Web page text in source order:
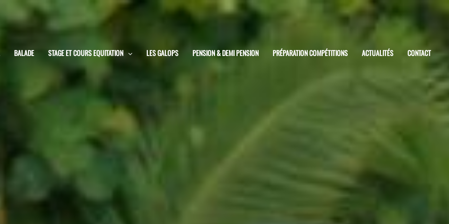
BALADE STAGE ET COURS EQUITATION LES GALOPS PENSION & DEMI PENSION PRÉPARATION COMPÉTITIONS ACTUALITÉS CONTACT